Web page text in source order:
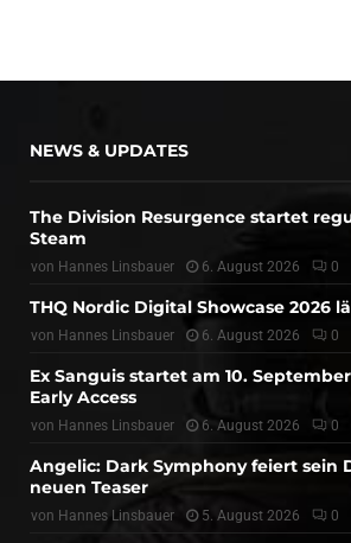
NEWS & UPDATES
The Division Resurgence startet
Steam
von Hannes Linsbauer 6. August 2026 0
THQ Nordic Digital Showcase 2026
von Hannes Linsbauer 6. August 2026 0
Ex Sanguis startet am 10.
Early Access
von Hannes Linsbauer 6. August 2026 0
Angelic: Dark Symphony feiert sein
neuen Teaser
von Hannes Linsbauer 5. August 2026 0